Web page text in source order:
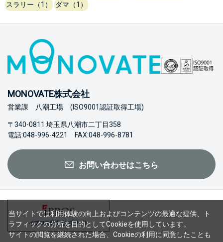
スラリー（1）
ダマ（1）
MONOVATE株式会社
営業課 八潮工場 (ISO9001認証取得工場)
〒340-0811 埼玉県八潮市二丁目358
電話:048-996-4221 FAX:048-996-8781
お問い合わせはこちら
当サイトでは利用体験の向上およびコンテンツの最適な提供、ト
ラフィックの分析を目的としてCookieを使用しています。
サイトの閲覧を継続された場合、Cookieの利用に同意したことも